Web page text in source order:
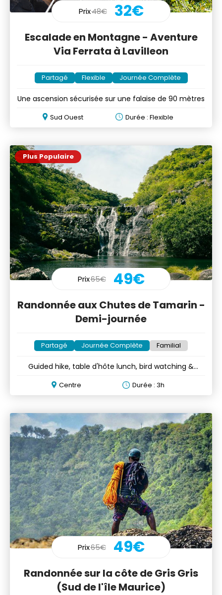
Prix48€ 32€
Escalade en Montagne - Aventure
Via Ferrata à Lavilleon
Partagé Flexible Journée Complète
Une ascension sécurisée sur une falaise de 90 mètres
Sud Ouest Durée : Flexible
Plus Populaire
Prix65€ 49€
Randonnée aux Chutes de Tamarin -
Demi-journée
Partagé Journée Complète Familial
Guided hike, table d'hôte lunch, bird watching &
Centre Durée : 3h
Prix65€ 49€
Randonnée sur la côte de Gris Gris
(Sud de l'île Maurice)